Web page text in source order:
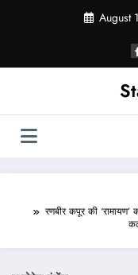
August
रणबीर कपूर की